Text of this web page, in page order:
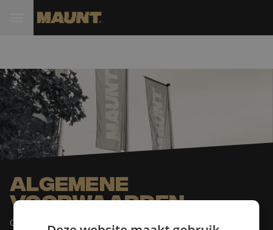
Algemene
voorwaarden
Onze algemene voorwaarden zijn beschikbaar. Bekijk ze via de